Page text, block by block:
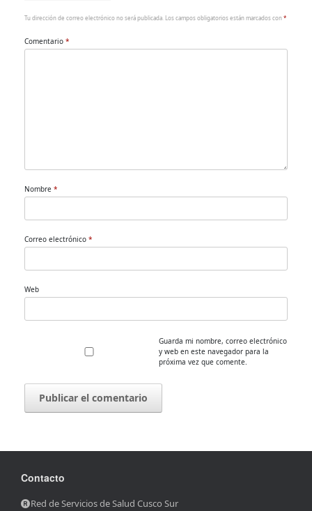
Tu dirección de correo electrónico no será publicada. Los campos obligatorios están marcados con*
Comentario *
Nombre *
Correo electrónico *
Web
Guarda mi nombre, correo electrónico
y web en este navegador para la
próxima vez que comente.
Contacto
Red de Servicios de Salud Cusco Sur